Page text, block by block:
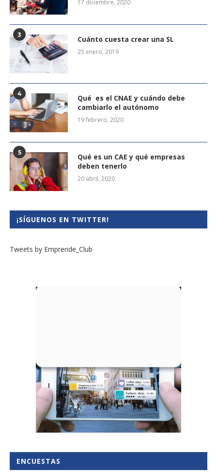
17 diciembre, 2020
3 Cuánto cuesta crear una SL
25 enero, 2019
4
Qué es el CNAE y cuándo debe
cambiarlo el autónomo
19 febrero, 2020
5
Qué es un CAE y qué empresas
deben tenerlo
20 abril, 2020
¡SÍGUENOS EN TWITTER!
Tweets by Emprende_Club
ENCUESTAS